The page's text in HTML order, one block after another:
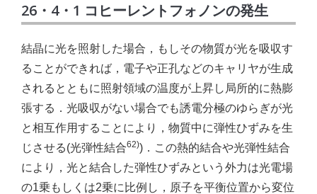
26・4・1 コヒーレントフォノンの発生
結晶に光を照射した場合，もしその物質が光を吸収す
ることができれば，電子や正孔などのキャリヤが生成
されるとともに照射領域の温度が上昇し局所的に熱膨
張する．光吸収がない場合でも誘電分極のゆらぎが光
と相互作用することにより，物質中に弾性ひずみを生
じさせる(光弾性結合62))．この熱的結合や光弾性結合
により，光と結合した弾性ひずみという外力は光電場
の1乗もしくは2乗に比例し，原子を平衡位置から変位